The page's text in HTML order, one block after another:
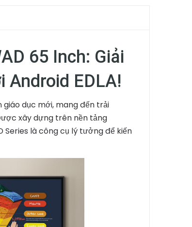
65 Inch: Giải
Android EDLA!
dục mới, mang đến trải
xây dựng trên nền tảng
Series là công cụ lý tưởng để kiến